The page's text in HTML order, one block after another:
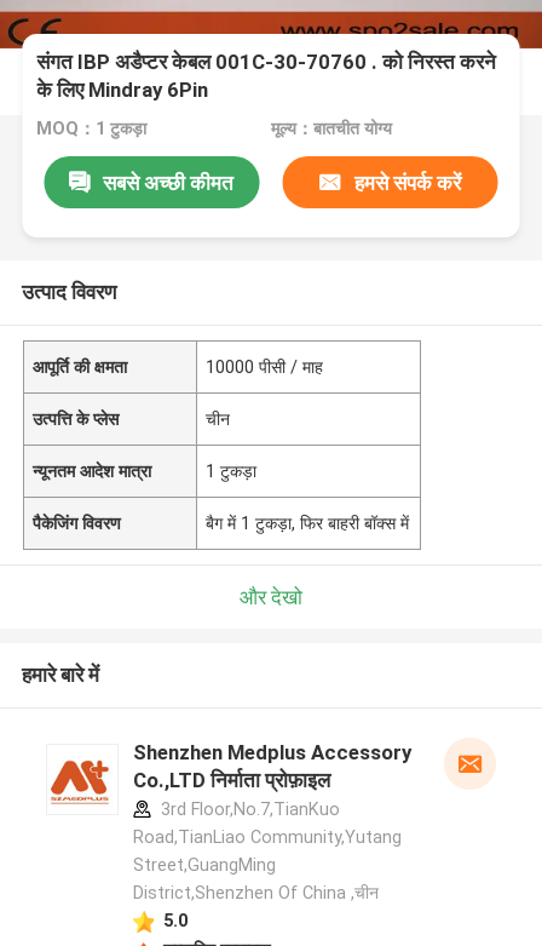
संगत IBP अडैप्टर केबल 001C-30-70760 . को निरस्त करने
के लिए Mindray 6Pin
MOQ：1 टुकड़ा मूल्य：बातचीत योग्य
सबसे अच्छी कीमत हमसे संपर्क करें
उत्पाद विवरण
आपूर्ति की क्षमता 10000 पीसी / माह
उत्पत्ति के प्लेस चीन
न्यूनतम आदेश मात्रा 1 टुकड़ा
पैकेजिंग विवरण बैग में 1 टुकड़ा, फिर बाहरी बॉक्स में
और देखो
हमारे बारे में
Shenzhen Medplus Accessory
Co.,LTD निर्माता प्रोफ़ाइल
3rd Floor,No.7,TianKuo
Road,TianLiao Community,Yutang
Street,GuangMing
District,Shenzhen Of China ,चीन
5.0